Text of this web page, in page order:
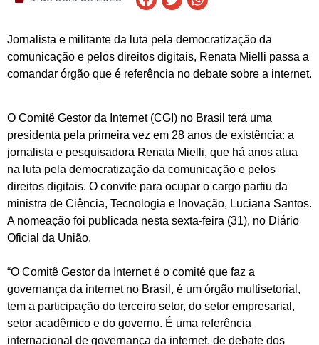
Jornalista e militante da luta pela democratização da
comunicação e pelos direitos digitais, Renata Mielli passa a
comandar órgão que é referência no debate sobre a internet.
O Comitê Gestor da Internet (CGI) no Brasil terá uma
presidenta pela primeira vez em 28 anos de existência: a
jornalista e pesquisadora Renata Mielli, que há anos atua
na luta pela democratização da comunicação e pelos
direitos digitais. O convite para ocupar o cargo partiu da
ministra de Ciência, Tecnologia e Inovação, Luciana Santos.
A nomeação foi publicada nesta sexta-feira (31), no Diário
Oficial da União.
“O Comitê Gestor da Internet é o comité que faz a
governança da internet no Brasil, é um órgão multisetorial,
tem a participação do terceiro setor, do setor empresarial,
setor acadêmico e do governo. É uma referência
internacional de governança da internet, de debate dos